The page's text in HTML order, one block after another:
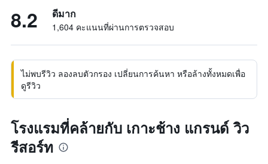
8.2 ดีมาก
1,604 คะแนนที่ผ่านการตรวจสอบ
ไม่พบรีวิว ลองลบตัวกรอง เปลี่ยนการค้นหา หรือล้างทั้งหมดเพื่อ
ดูรีวิว
โรงแรมที่คล้ายกับ เกาะช้าง แกรนด์ วิว
รีสอร์ท